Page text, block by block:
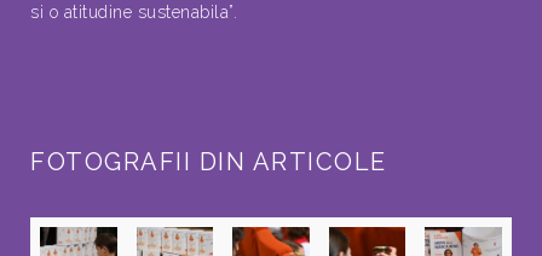
si o atitudine sustenabila”.
FOTOGRAFII DIN ARTICOLE